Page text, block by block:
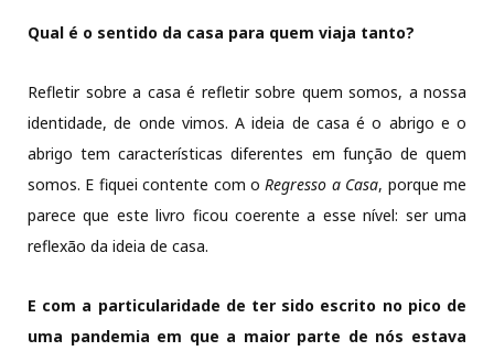
Qual é o sentido da casa para quem viaja tanto?
Refletir sobre a casa é refletir sobre quem somos, a nossa
identidade, de onde vimos. A ideia de casa é o abrigo e o
abrigo tem características diferentes em função de quem
somos. E fiquei contente com oRegresso a Casa, porque me
parece que este livro ficou coerente a esse nível: ser uma
reflexão da ideia de casa.
E com a particularidade de ter sido escrito no pico de
uma pandemia em que a maior parte de nós estava